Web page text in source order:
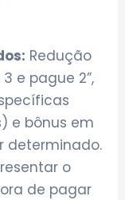
Redução
e pague 2”,
e bônus em
determinado.
o
de pagar